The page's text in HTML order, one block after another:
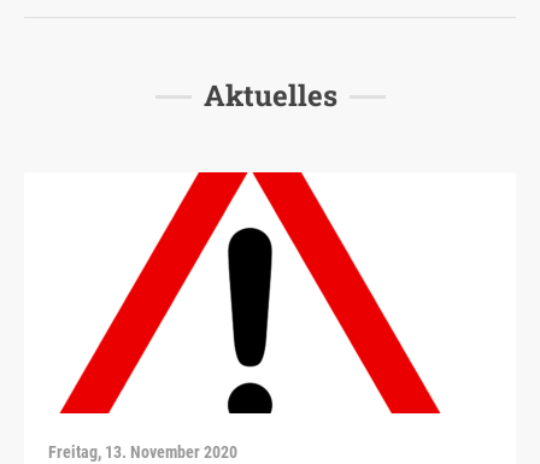
Aktuelles
Freitag, 13. November 2020